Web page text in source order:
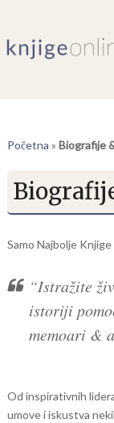
Početna » Biografije
Samo Najbolje
“Istražite
istoriji
memoari &
Od inspirativnih
umove i iskustva